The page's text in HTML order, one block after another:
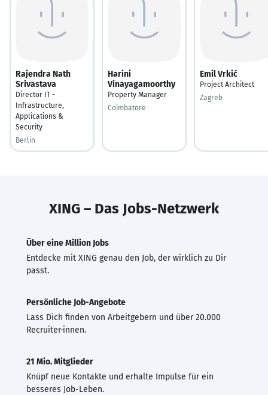
Rajendra Nath
Srivastava
Director IT -
Infrastructure,
Applications &
Security
Berlin
Harini
Vinayagamoorthy
Property Manager
Coimbatore
Emil Vrkić
Project Architect
Zagreb
XING – Das Jobs-Netzwerk
Über eine Million Jobs
Entdecke mit XING genau den Job, der wirklich zu Dir
passt.
Persönliche Job-Angebote
Lass Dich finden von Arbeitgebern und über 20.000
Recruiter·innen.
21 Mio. Mitglieder
Knüpf neue Kontakte und erhalte Impulse für ein
besseres Job-Leben.